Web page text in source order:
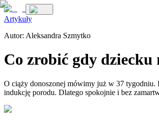
Artykuły
Autor: Aleksandra Szmytko
Co zrobić gdy dziecku
O ciąży donoszonej mówimy już w 37 tygodniu.
indukcję porodu. Dlatego spokojnie i bez